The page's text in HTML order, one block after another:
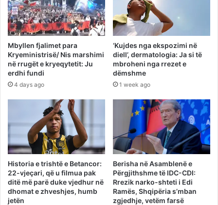
Mbyllen fjalimet para
Kryeministrisë/ Nis marshimi
në rrugët e kryeqytetit: Ju
erdhi fundi
4 days ago
‘Kujdes nga ekspozimi në
diell’, dermatologia: Ja si të
mbroheni nga rrezet e
dëmshme
1 week ago
Historia e trishtë e Betancor:
22-vjeçari, që u filmua pak
ditë më parë duke vjedhur në
dhomat e zhveshjes, humb
jetën
Berisha në Asamblenë e
Përgjithshme të IDC-CDI:
Rrezik narko-shteti i Edi
Ramës, Shqipëria s’mban
zgjedhje, vetëm farsë